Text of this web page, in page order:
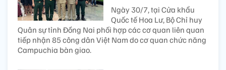
Ngày 30/7, tại Cửa khẩu
Quốc tế Hoa Lư, Bộ Chỉ huy
Quân sự tỉnh Đồng Nai phối hợp các cơ quan liên quan
tiếp nhận 85 công dân Việt Nam do cơ quan chức năng
Campuchia bàn giao.